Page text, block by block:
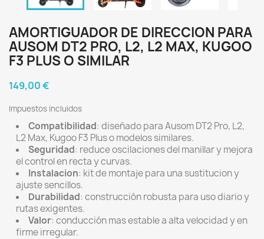
AMORTIGUADOR DE DIRECCION PARA
AUSOM DT2 PRO, L2, L2 MAX, KUGOO
F3 PLUS O SIMILAR
149,00 €
Impuestos incluidos
Compatibilidad: diseñado para Ausom DT2 Pro, L2,
L2 Max, Kugoo F3 Plus o modelos similares.
Seguridad: reduce oscilaciones del manillar y mejora
el control en recta y curvas.
Instalacion: kit de montaje para una sustitucion y
ajuste sencillos.
Durabilidad: construcción robusta para uso diario y
rutas exigentes.
Valor: conducción mas estable a alta velocidad y en
firme irregular.